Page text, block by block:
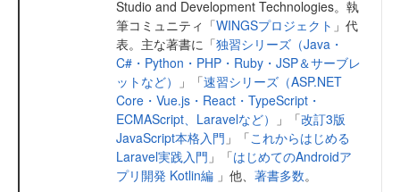
Studio and Development Technologies。執
筆コミュニティ「WINGSプロジェクト 」代
表。主な著書に「独習シリーズ（Java・
C#・Python・PHP・Ruby・JSP＆サーブレ
ットなど）
」「速習シリーズ（ASP.NET
Core・Vue.js・React・TypeScript・
ECMAScript、Laravelなど）
」「改訂3版
JavaScript本格入門 」「これからはじめる
Laravel実践入門 」「はじめてのAndroidア
プリ開発 Kotlin編 」他、 著書多数。